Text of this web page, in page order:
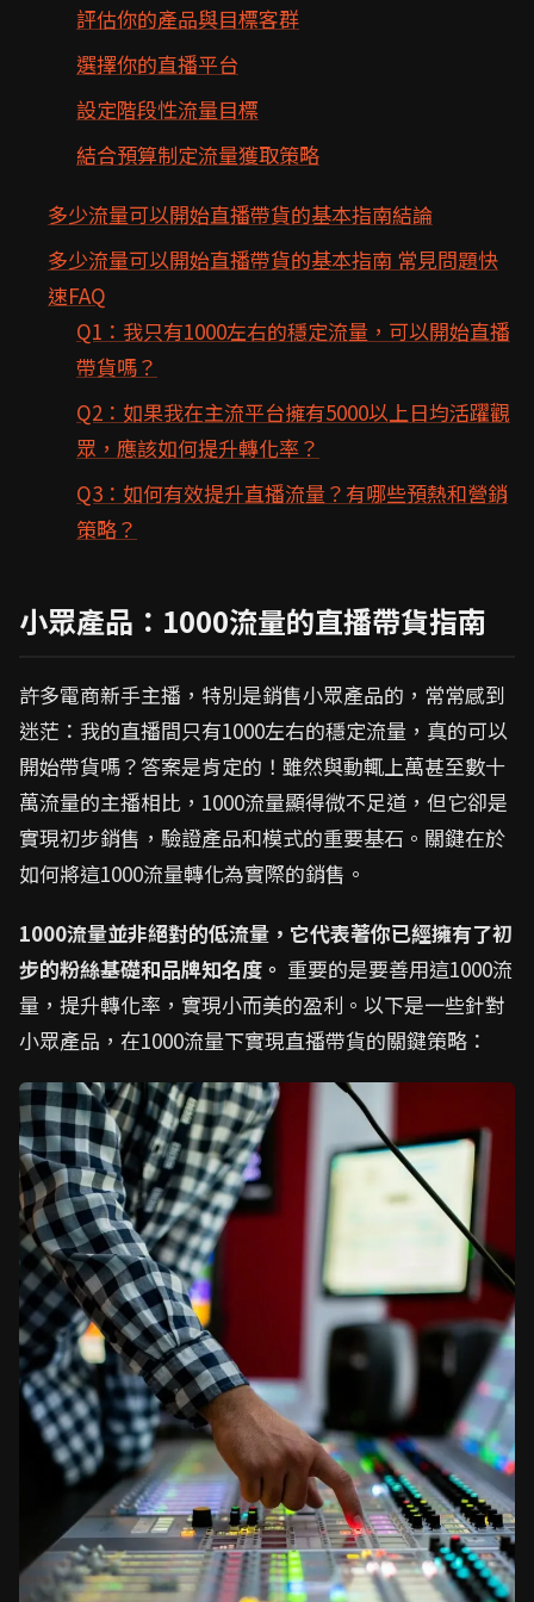
評估你的產品與目標客群
選擇你的直播平台
設定階段性流量目標
結合預算制定流量獲取策略
多少流量可以開始直播帶貨的基本指南結論
多少流量可以開始直播帶貨的基本指南 常見問題快
速FAQ
Q1：我只有1000左右的穩定流量，可以開始直播
帶貨嗎？
Q2：如果我在主流平台擁有5000以上日均活躍觀
眾，應該如何提升轉化率？
Q3：如何有效提升直播流量？有哪些預熱和營銷
策略？
小眾產品：1000流量的直播帶貨指南
許多電商新手主播，特別是銷售小眾產品的，常常感到
迷茫：我的直播間只有1000左右的穩定流量，真的可以
開始帶貨嗎？答案是肯定的！雖然與動輒上萬甚至數十
萬流量的主播相比，1000流量顯得微不足道，但它卻是
實現初步銷售，驗證產品和模式的重要基石。關鍵在於
如何將這1000流量轉化為實際的銷售。
1000流量並非絕對的低流量，它代表著你已經擁有了初
步的粉絲基礎和品牌知名度。 重要的是要善用這1000流
量，提升轉化率，實現小而美的盈利。以下是一些針對
小眾產品，在1000流量下實現直播帶貨的關鍵策略：